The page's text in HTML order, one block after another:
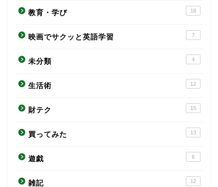
教育・学び 18
映画でサクッと英語学習 7
未分類 4
生活術 12
財テク 15
買ってみた 13
遊戯 6
雑記 12